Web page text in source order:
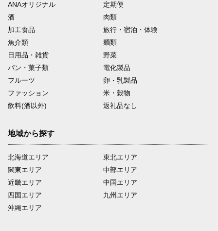
ANAオリジナル
定期便
酒
肉類
加工食品
旅行・宿泊・体験
魚介類
麺類
日用品・雑貨
野菜
パン・菓子類
電化製品
フルーツ
卵・乳製品
ファッション
米・穀物
飲料(酒以外)
返礼品なし
地域から探す
北海道エリア
関東エリア
近畿エリア
四国エリア
沖縄エリア
東北エリア
中部エリア
中国エリア
九州エリア